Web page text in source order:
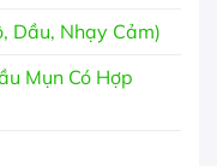
Dầu, Nhạy Cảm)
Mụn Có Hợp